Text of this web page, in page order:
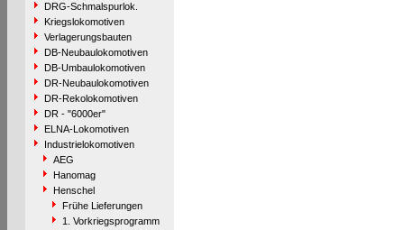
DRG-Schmalspurlok.
Kriegslokomotiven
Verlagerungsbauten
DB-Neubaulokomotiven
DB-Umbaulokomotiven
DR-Neubaulokomotiven
DR-Rekolokomotiven
DR - "6000er"
ELNA-Lokomotiven
Industrielokomotiven
AEG
Hanomag
Henschel
Frühe Lieferungen
1. Vorkriegsprogramm